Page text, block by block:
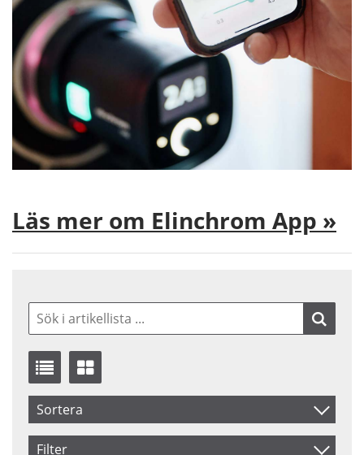
Läs mer om Elinchrom App »
Sortera
Benämning
Filter